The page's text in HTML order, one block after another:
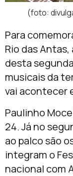
(foto:
Para
Rio das
desta
musicais da
vai acontecer
Paulinho
24. Já no
ao palco são
integram o
nacional com